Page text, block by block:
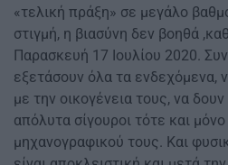
«τελική πράξη» σε μεγάλο
στιγμή, η βιασύνη δεν βοηθά
Παρασκευή 17 Ιουλίου 2020.
εξετάσουν όλα τα ενδεχόμενα,
με την οικογένεια τους, να
απόλυτα σίγουροι τότε και
μηχανογραφικού τους. Και